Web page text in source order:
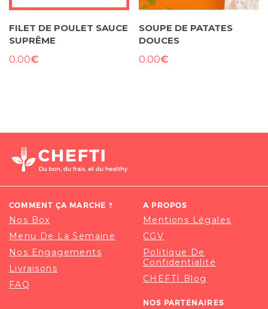
FILET DE POULET SAUCE
SUPRÊME
0.00€
SOUPE DE PATATES
DOUCES
0.00€
COMMENT ÇA MARCHE ?
Nos Box
Menu De La Semaine
Nos Engagements
Livraisons
FAQ
A PROPOS
Mentions Légales
CGV
Politique De
Confidentialité
CHEFTI Blog
NOS PARTENAIRES